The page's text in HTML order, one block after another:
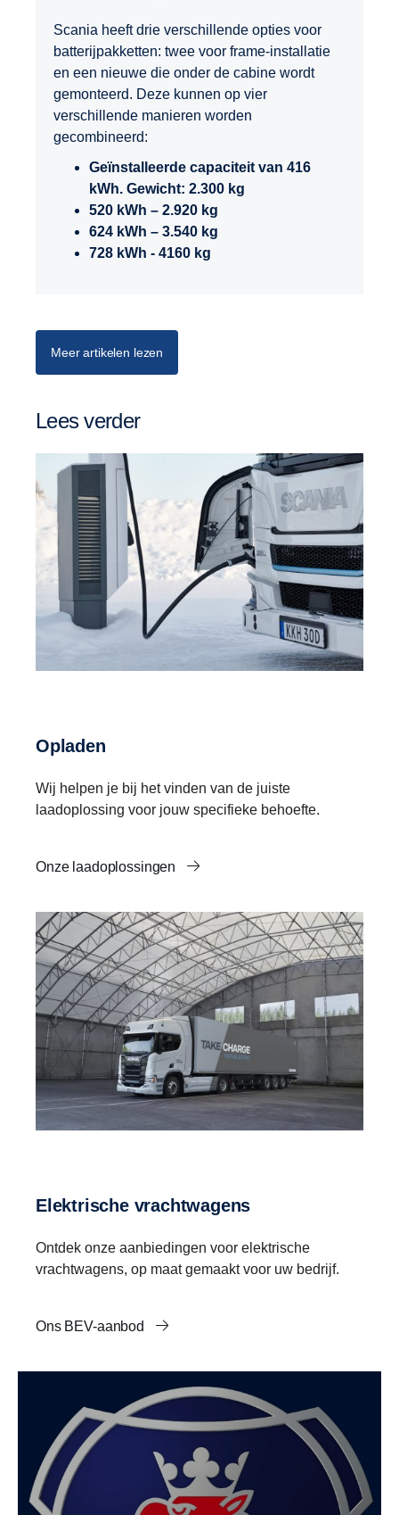
Scania heeft drie verschillende opties voor
batterijpakketten: twee voor frame-installatie
en een nieuwe die onder de cabine wordt
gemonteerd. Deze kunnen op vier
verschillende manieren worden
gecombineerd:
Geïnstalleerde capaciteit van 416
kWh. Gewicht: 2.300 kg
520 kWh – 2.920 kg
624 kWh – 3.540 kg
728 kWh - 4160 kg
Meer artikelen lezen
Lees verder
Opladen
Wij helpen je bij het vinden van de juiste
laadoplossing voor jouw specifieke behoefte.
Onze laadoplossingen
Elektrische vrachtwagens
Ontdek onze aanbiedingen voor elektrische
vrachtwagens, op maat gemaakt voor uw bedrijf.
Ons BEV-aanbod